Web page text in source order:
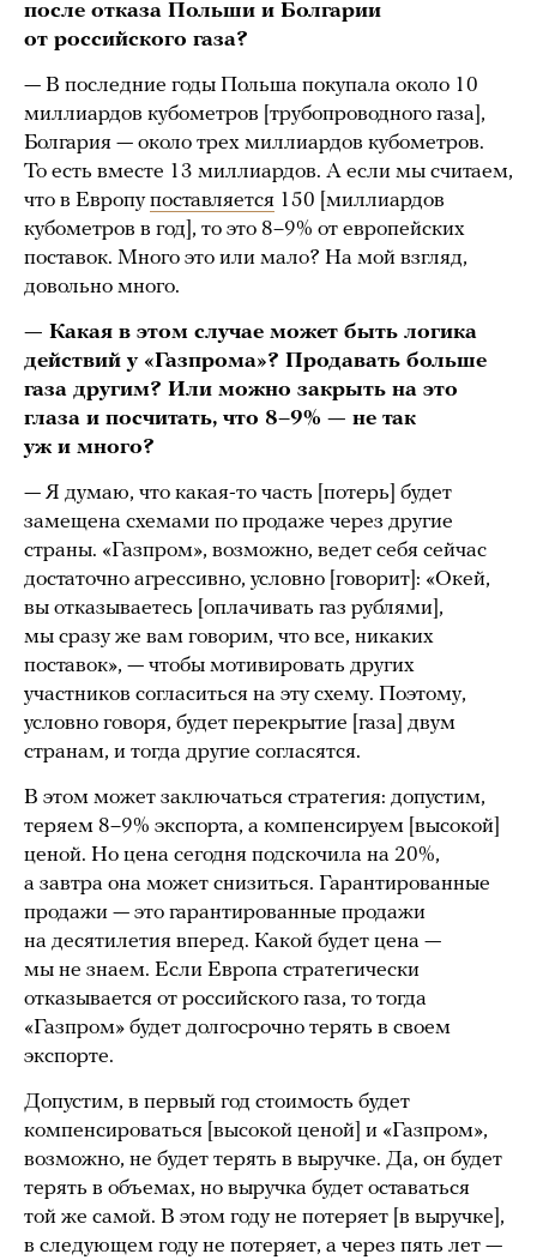
после отказа Польши и Болгарии
от российского газа?
— В последние годы Польша покупала около 10
миллиардов кубометров [трубопроводного газа],
Болгария — около трех миллиардов кубометров.
То есть вместе 13 миллиардов. А если мы считаем,
что в Европупоставляется 150 [миллиардов
кубометров в год], то это 8–9% от европейских
поставок. Много это или мало? На мой взгляд,
довольно много.
— Какая в этом случае может быть логика
действий у «Газпрома»? Продавать больше
газа другим? Или можно закрыть на это
глаза и посчитать, что 8–9% — не так
уж и много?
— Я думаю, что какая-то часть [потерь] будет
замещена схемами по продаже через другие
страны. «Газпром», возможно, ведет себя сейчас
достаточно агрессивно, условно [говорит]: «Окей,
вы отказываетесь [оплачивать газ рублями],
мы сразу же вам говорим, что все, никаких
поставок», — чтобы мотивировать других
участников согласиться на эту схему. Поэтому,
условно говоря, будет перекрытие [газа] двум
странам, и тогда другие согласятся.
В этом может заключаться стратегия: допустим,
теряем 8–9% экспорта, а компенсируем [высокой]
ценой. Но цена сегодня подскочила на 20%,
а завтра она может снизиться. Гарантированные
продажи — это гарантированные продажи
на десятилетия вперед. Какой будет цена —
мы не знаем. Если Европа стратегически
отказывается от российского газа, то тогда
«Газпром» будет долгосрочно терять в своем
экспорте.
Допустим, в первый год стоимость будет
компенсироваться [высокой ценой] и «Газпром»,
возможно, не будет терять в выручке. Да, он будет
терять в объемах, но выручка будет оставаться
той же самой. В этом году не потеряет [в выручке],
в следующем году не потеряет, а через пять лет —